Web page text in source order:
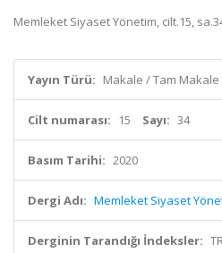
Memleket Siyaset Yönetim, cilt.15,
Yayın Türü: Makale / Tam Makale
Cilt numarası: 15 Sayı: 34
Basım Tarihi: 2020
Dergi Adı: Memleket Siyaset
Derginin Tarandığı İndeksler: